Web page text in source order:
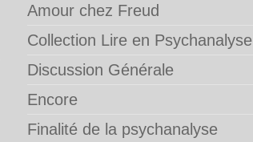
Amour chez Freud
Collection Lire en Psychanalyse
Discussion Générale
Encore
Finalité de la psychanalyse